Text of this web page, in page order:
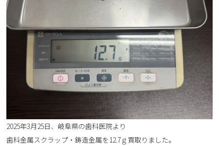
2025年3月25日、岐阜県の歯科医院より
歯科金属スクラップ・鋳造金属を12.7ｇ買取りました。